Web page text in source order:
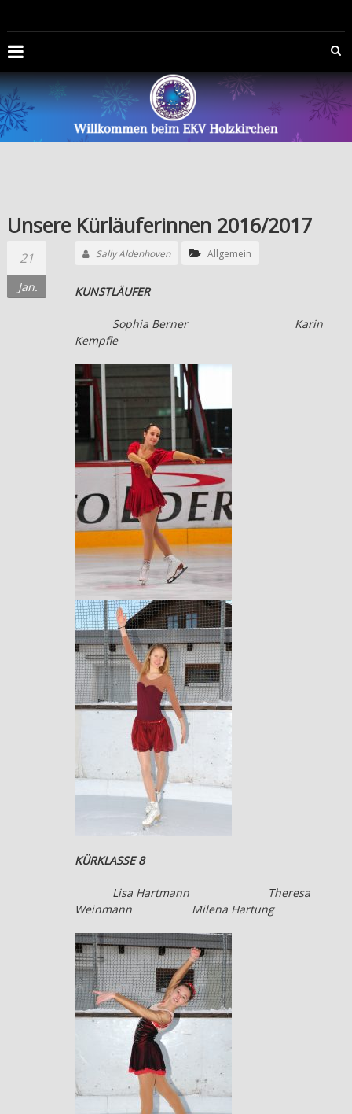
EISKUNSTLAUFVEREIN
HOLZKIRCHEN
E.V.
Die
Offizelle
e.V.
Unsere Kürläuferinnen 2016/2017
21
Jan.
Sally Aldenhoven Allgemein
KUNSTLÄUFER
Sophia Berner Karin
Kempfle
KÜRKLASSE 8
Lisa Hartmann
Theresa
Weinmann
Milena Hartung